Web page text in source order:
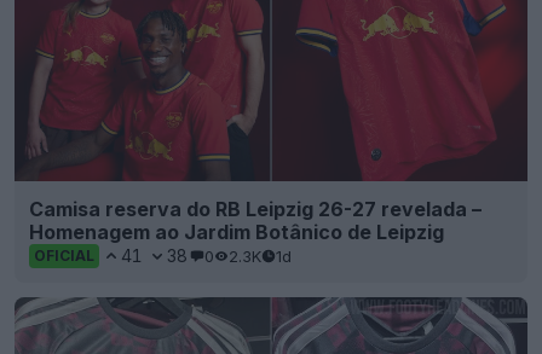
Camisa reserva do RB Leipzig 26-27 revelada –
Homenagem ao Jardim Botânico de Leipzig
OFICIAL 41 38 0 2.3K 1d